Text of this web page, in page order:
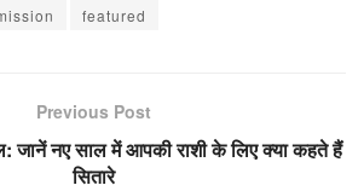
featured
Previous Post
जानें नए साल में आपकी राशी के लिए क्या कहते हैं
सितारे